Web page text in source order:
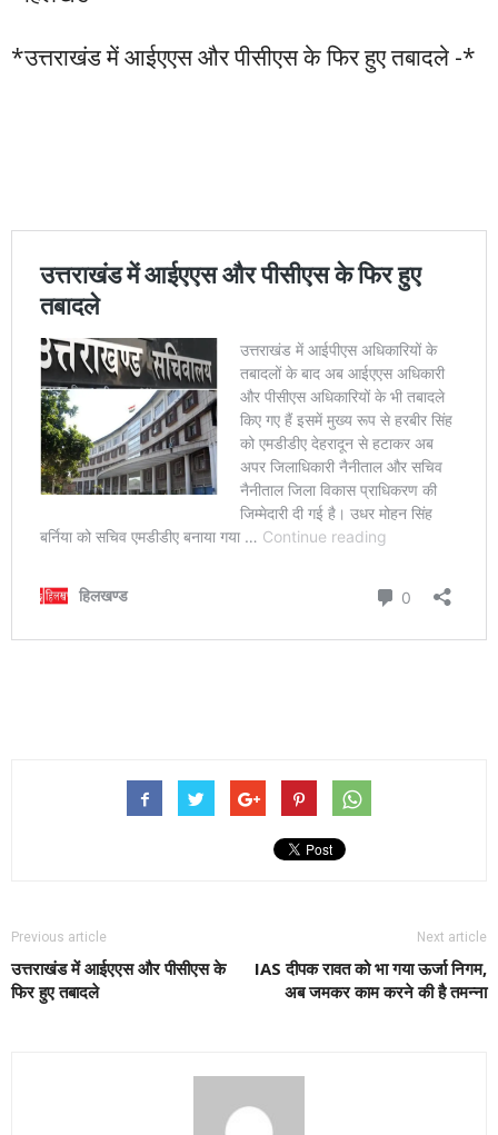
*उत्तराखंड में आईएएस और पीसीएस के फिर हुए तबादले -*
Previous article
उत्तराखंड में आईएएस और पीसीएस के
फिर हुए तबादले
Next article
IAS दीपक रावत को भा गया ऊर्जा निगम,
अब जमकर काम करने की है तमन्ना